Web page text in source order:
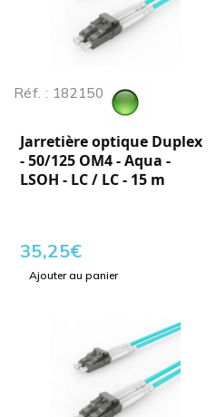
Réf. : 182150
Jarretière optique Duplex
- 50/125 OM4 - Aqua -
LSOH - LC / LC - 15 m
35,25€
Ajouter au panier